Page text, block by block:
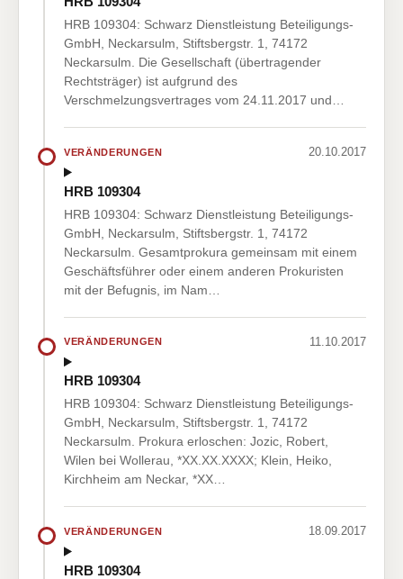
HRB 109304: Schwarz Dienstleistung Beteiligungs-
GmbH, Neckarsulm, Stiftsbergstr. 1, 74172
Neckarsulm. Die Gesellschaft (übertragender
Rechtsträger) ist aufgrund des
Verschmelzungsvertrages vom 24.11.2017 und…
VERÄNDERUNGEN 20.10.2017
HRB 109304
HRB 109304: Schwarz Dienstleistung Beteiligungs-
GmbH, Neckarsulm, Stiftsbergstr. 1, 74172
Neckarsulm. Gesamtprokura gemeinsam mit einem
Geschäftsführer oder einem anderen Prokuristen
mit der Befugnis, im Nam…
VERÄNDERUNGEN 11.10.2017
HRB 109304
HRB 109304: Schwarz Dienstleistung Beteiligungs-
GmbH, Neckarsulm, Stiftsbergstr. 1, 74172
Neckarsulm. Prokura erloschen: Jozic, Robert,
Wilen bei Wollerau, *XX.XX.XXXX; Klein, Heiko,
Kirchheim am Neckar, *XX…
VERÄNDERUNGEN 18.09.2017
HRB 109304